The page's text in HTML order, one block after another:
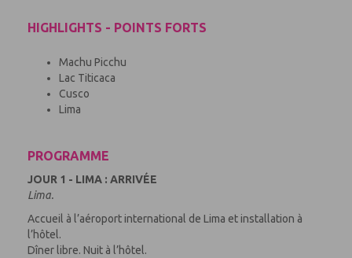
HIGHLIGHTS - POINTS FORTS
Machu Picchu
Lac Titicaca
Cusco
Lima
PROGRAMME
JOUR 1 - LIMA : ARRIVÉE
Lima.
Accueil à l’aéroport international de Lima et installation à
l’hôtel.
Dîner libre. Nuit à l’hôtel.